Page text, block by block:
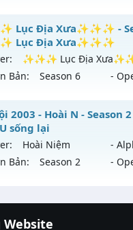
loại: Mu Nguyên bản
Phiên bản mới
Mu - Starter
mới ra tháng 08 2026 -
40x - Drop: 30%
loại: Mu Nguyên bản
Mega-Anti
Lục Địa Xưa✨✨✨ -
Lục Địa Xưa✨✨✨
✨✨✨ Lục Địa
Bản:
Season 6 -
Lục Địa Xưa✨✨✨
ra tháng 08 2026 -
2626
reset: Reset In Game
Mu Nguyên bản
2003 - Hoài N - Season
sống lại
Hoài Niệm -
Bản:
Season 2 -
Nội 2003 - Hoài N - Nơi
mới ra tháng 08 2026 -
đổi thưởng
Website